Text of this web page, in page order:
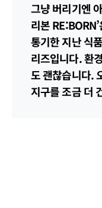
그냥 버리기엔
리본
통기한 지난 식
리즈입니다. 환
도 괜찮습니다.
지구를 조금 더